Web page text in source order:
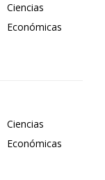
Ciencias
Económicas
Ciencias
Económicas